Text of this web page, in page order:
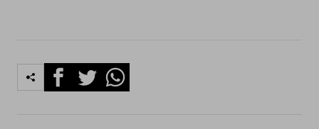
FacebookTwitterWhatsapp